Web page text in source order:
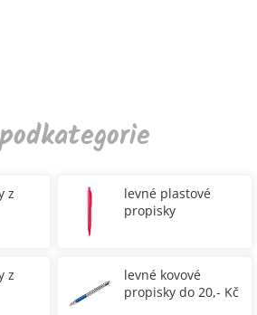
z
levné plastové
propisky
z
levné kovové
propisky do 20,- Kč